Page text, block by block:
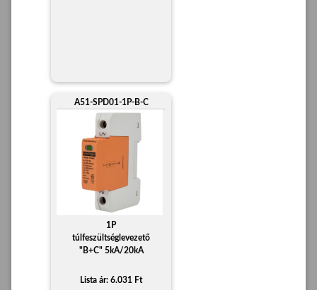
A51-SPD01-1P-B-C
1P
túlfeszültséglevezető
"B+C" 5kA/20kA
Lista ár: 6.031 Ft